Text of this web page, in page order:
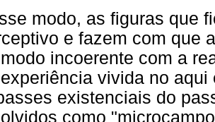
modo, as figuras que
e fazem com que
incoerente com a
vivida no
existenciais do
como